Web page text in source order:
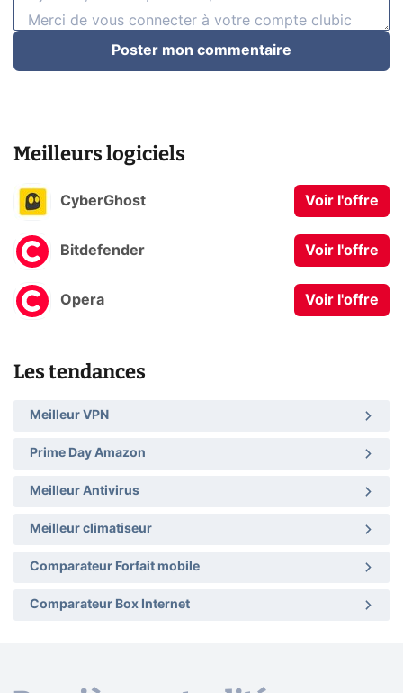
Poster mon commentaire
Meilleurs logiciels
CyberGhost Voir l'offre
Bitdefender Voir l'offre
Opera Voir l'offre
Les tendances
Meilleur VPN
Prime Day Amazon
Meilleur Antivirus
Meilleur climatiseur
Comparateur Forfait mobile
Comparateur Box Internet